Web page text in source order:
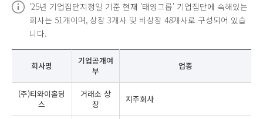
'25년 기업집단지정일 기준 현재 '태영그룹' 기업집단에 속해있는
회사는 51개이며, 상장 3개사 및 비상장 48개사로 구성되어 있습
니다.
회사명
기업공개여
부
업종
(주)티와이홀딩
스
거래소 상
장
지주회사